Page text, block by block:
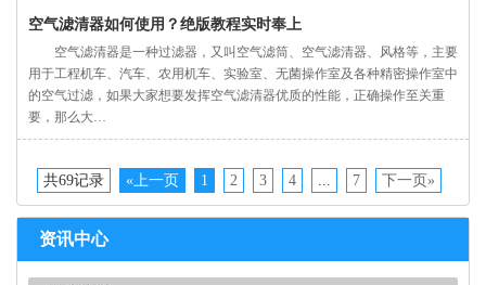
空气滤清器如何使用？绝版教程实时奉上
空气滤清器是一种过滤器，又叫空气滤筒、空气滤清器、风格等，主要
用于工程机车、汽车、农用机车、实验室、无菌操作室及各种精密操作室中
的空气过滤，如果大家想要发挥空气滤清器优质的性能，正确操作至关重
要，那么大…
共69记录 «上一页 1 2 3 4 ... 7 下一页»
资讯中心